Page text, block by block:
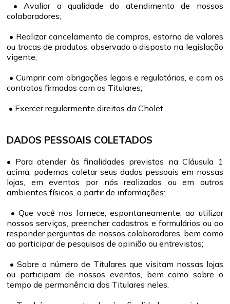
• Avaliar a qualidade do atendimento de nossos
colaboradores;
• Realizar cancelamento de compras, estorno de valores
ou trocas de produtos, observado o disposto na legislação
vigente;
• Cumprir com obrigações legais e regulatórias, e com os
contratos firmados com os Titulares;
• Exercer regularmente direitos da Cholet.
DADOS PESSOAIS COLETADOS
• Para atender às finalidades previstas na Cláusula 1
acima, podemos coletar seus dados pessoais em nossas
lojas, em eventos por nós realizados ou em outros
ambientes físicos, a partir de informações:
• Que você nos fornece, espontaneamente, ao utilizar
nossos serviços, preencher cadastros e formulários ou ao
responder perguntas de nossos colaboradores, bem como
ao participar de pesquisas de opinião ou entrevistas;
• Sobre o número de Titulares que visitam nossas lojas
ou participam de nossos eventos, bem como sobre o
tempo de permanência dos Titulares neles.